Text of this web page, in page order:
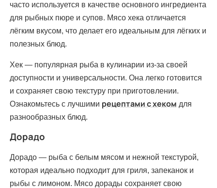
часто используется в качестве основного ингредиента
для рыбных пюре и супов. Мясо хека отличается
лёгким вкусом, что делает его идеальным для лёгких и
полезных блюд.
Хек — популярная рыба в кулинарии из-за своей
доступности и универсальности. Она легко готовится
и сохраняет свою текстуру при приготовлении.
Ознакомьтесь с лучшими рецептами с хеком для
разнообразных блюд.
Дорадо
Дорадо — рыба с белым мясом и нежной текстурой,
которая идеально подходит для гриля, запеканок и
рыбы с лимоном. Мясо дорады сохраняет свою